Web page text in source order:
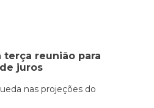
terça reunião para
juros
nas projeções do